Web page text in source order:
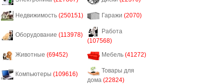
Недвижимость (250151) Гаражи (2070)
Оборудование (113978)
Работа
(107568)
Животные (69452) Мебель (41272)
Компьютеры (109616)
Товары для
дома (22824)